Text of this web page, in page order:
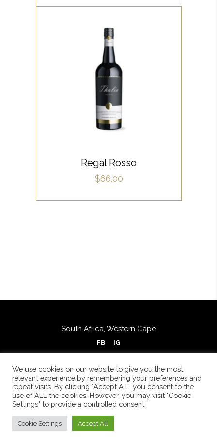
WHITE
offendit adipisci quo id, ne vel
vidit facilisis aliquando. Nostrud
forensibus at vix. Ad qui
imperdiet dissentias. Mel eu
apeirian qui. Sed an justo
ubique vocent. Te nec.
Regal Rosso
$66.00
South Africa, Western Cape
FB IG
We use cookies on our website to give you the most
relevant experience by remembering your preferences and
repeat visits. By clicking “Accept All”, you consent to the
use of ALL the cookies. However, you may visit "Cookie
Settings" to provide a controlled consent.
Cookie Settings Accept All